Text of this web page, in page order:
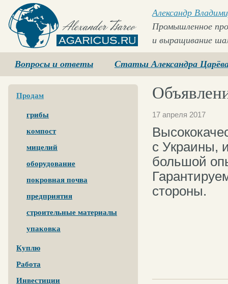
Agaricus.ru
Александр
Промышленное
и выращивание
Вопросы и ответы Статьи Александра
Продам
грибы
компост
мицелий
оборудование
покровная почва
предприятия
строительные материалы
упаковка
Куплю
Работа
Инвестиции
17 апреля 2017
с Украины,
большой
стороны.